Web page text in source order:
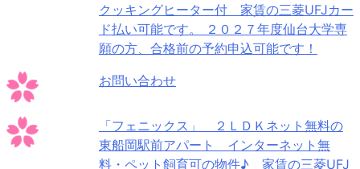
クッキングヒーター付 家賃の三菱UFJカー
ド払い可能です。 ２０２７年度仙台大学専
願の方、合格前の予約申込可能です！
お問い合わせ
「フェニックス」 ２ＬＤＫネット無料の
東船岡駅前アパート インターネット無
料・ペット飼育可の物件♪ 家賃の三菱UFJ